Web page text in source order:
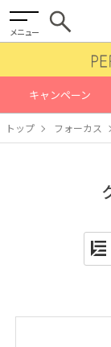
メニュー
キャンペーン
トップ フォーカス